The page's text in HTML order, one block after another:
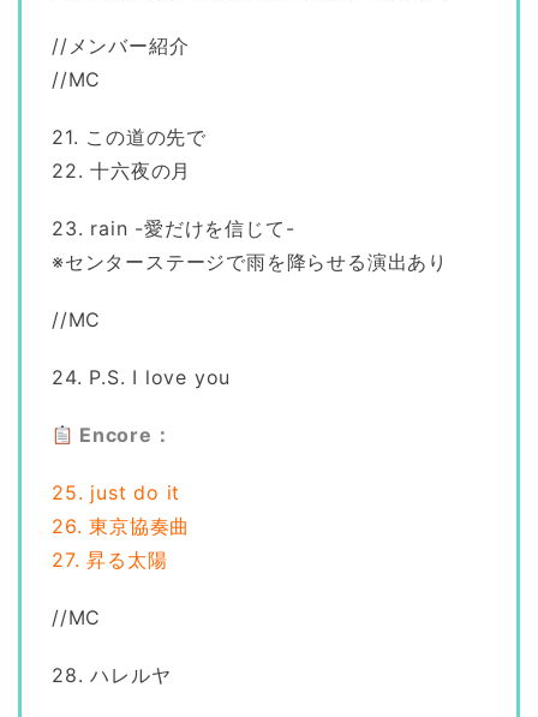
//メンバー紹介
//MC
21. この道の先で
22. 十六夜の月
23. rain -愛だけを信じて-
※センターステージで雨を降らせる演出あり
//MC
24. P.S. I love you
Encore：
25. just do it
26. 東京協奏曲
27. 昇る太陽
//MC
28. ハレルヤ